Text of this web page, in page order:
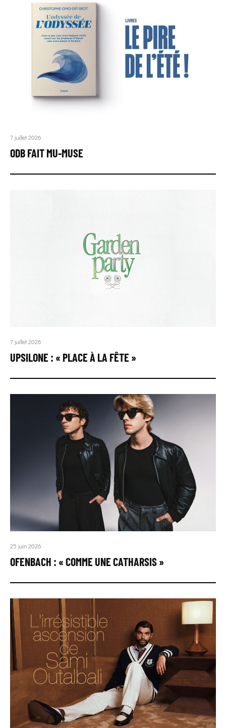
7 juillet 2026
ODB FAIT MU-MUSE
7 juillet 2026
UPSILONE : « PLACE À LA FÊTE »
25 juin 2026
OFENBACH : « COMME UNE CATHARSIS »